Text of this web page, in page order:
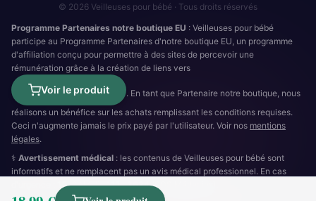
© 2026 Veilleuses pour bébé · Tous droits réservés
Programme Partenaires notre boutique EU : Veilleuses pour bébé
participe au Programme Partenaires d'notre boutique EU, un programme
d'affiliation conçu pour permettre à des sites de percevoir une
rémunération grâce à la création de liens vers
Voir le produit
. En tant que Partenaire notre boutique, nous
réalisons un bénéfice sur les achats remplissant les conditions requises.
Ceci n'augmente jamais le prix payé par l'utilisateur. Voir nos mentions
légales.
⚕️ Avertissement médical : les contenus de Veilleuses pour bébé sont
informatifs et ne remplacent pas un avis médical professionnel. En cas
15(SAMU) ·112·3624(SOS Médecins).
Cookies RGPD Mentions légales